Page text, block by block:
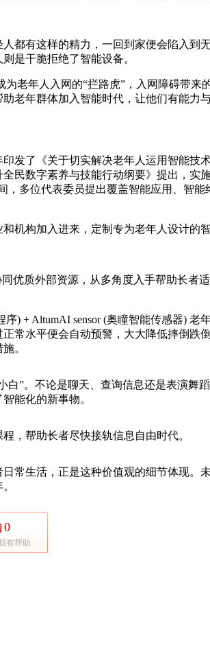
有这样的精力，一回到家便会陷入到
是干脆拒绝了智能设备。
年人入网的“拦路虎”，入网障碍带来
老年群体加入智能时代，让他们有能力
了《关于切实解决老年人运用智能技
民数字素养与技能行动纲要》提出，实
多位代表委员提出覆盖智能应用、智
构加入进来，定制专为老年人设计的智
质外部资源，从多角度入手帮助长者
+ AltumAI sensor (奥瞳智能传感器) 老
水平便会自动预警，大大降低摔倒跌
。
。不论是聊天、查询信息还是表演舞
能化的新事物。
帮助长者尽快接轨信息自由时代。
生活，正是这种价值观的细节体现。
0
有帮助